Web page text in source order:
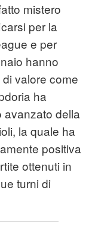
mistero
per la
e per
hanno
valore come
ha
avanzato della
la quale ha
positiva
ottenuti in
turni di